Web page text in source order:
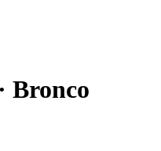
Bronco